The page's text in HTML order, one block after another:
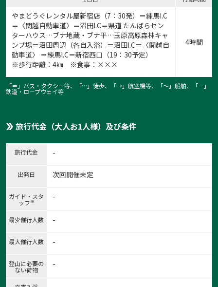
やまどうぐレンタル屋新宿店（7：30発）＝練馬I.C
＝〈関越自動車道〉＝沼田I.C＝県道 たんばらセン
ターハウス…ブナ地蔵・ブナ平…玉原高原森林キャ
ンプ場＝沼田周辺（各自入浴）＝沼田I.C＝〈関越自
動車道〉 ＝練馬I.C＝新宿西口（19：30予定）
※歩行距離：4㎞ ※食事：×××
4時間
「＝」バス・タクシー等、「…」徒歩、「→」航空機等、「〜」船舶、「－」
鉄道・ロープウェイ等
旅行代金（大人お1人様）及び条件
旅行代金 -
出発日 次回開催未定
ガイド・スタ
ッフ※ -
最少催行人数 -
最大催行人数 -
登山に必要の
ない荷物
-